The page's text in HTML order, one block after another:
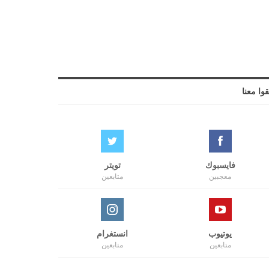
معنا
فايسبوك
معجبين
تويتر
متابعين
يوتيوب
متابعين
انستغرام
متابعين